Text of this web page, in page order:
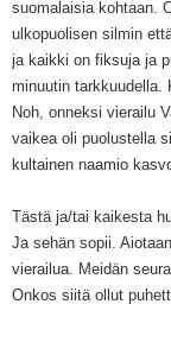
suomalaisia kohtaan.
ulkopuolisen silmin
ja kaikki on fiksuja ja
minuutin tarkkuudella.
Noh, onneksi vierailu
vaikea oli puolustella
kultainen naamio
Tästä ja/tai kaikesta
Ja sehän sopii.
vierailua. Meidän
Onkos siitä ollut